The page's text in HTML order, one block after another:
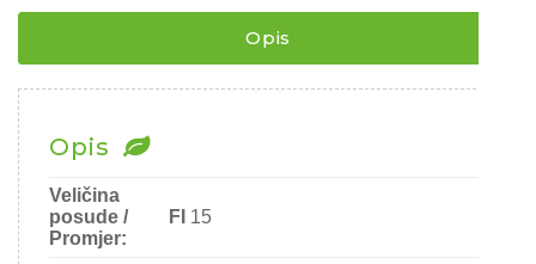
količina
Opis
Opis
Veličina
posude /
Promjer:
FI 15